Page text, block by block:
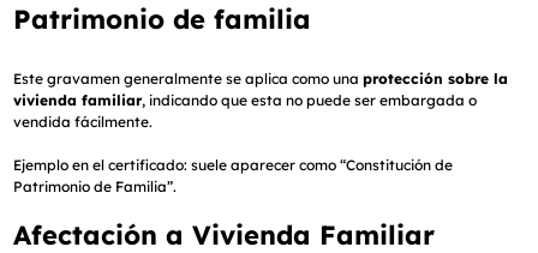
Patrimonio de familia
Este gravamen generalmente se aplica como unaprotección sobre la
vivienda familiar, indicando que esta no puede ser embargada o
vendida fácilmente.
Ejemplo en el certificado: suele aparecer como “Constitución de
Patrimonio de Familia”.
Afectación a Vivienda Familiar